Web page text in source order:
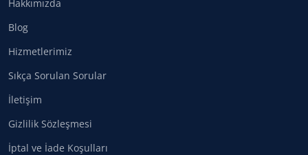
Hakkımızda
Blog
Hizmetlerimiz
Sıkça Sorulan Sorular
İletişim
Gizlilik Sözleşmesi
İptal ve İade Koşulları